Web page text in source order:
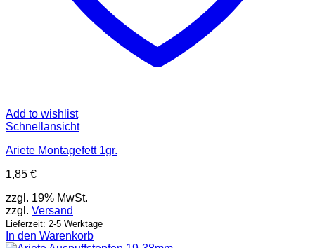
Add to wishlist
Schnellansicht
Ariete Montagefett 1gr.
1,85 €
zzgl. 19% MwSt.
zzgl. Versand
Lieferzeit: 2-5 Werktage
In den Warenkorb